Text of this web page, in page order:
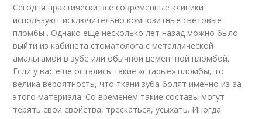
Сегодня практически все современные клиники
используют исключительно композитные световые
пломбы . Однако еще несколько лет назад можно было
выйти из кабинета стоматолога с металлической
амальгамой в зубе или обычной цементной пломбой.
Если у вас еще остались такие «старые» пломбы, то
велика вероятность, что ткани зуба болят именно из-за
этого материала. Со временем такие составы могут
терять свои свойства, трескаться, усыхать. Иногда